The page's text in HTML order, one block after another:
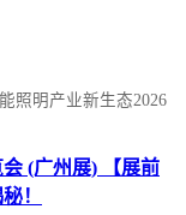
照明产业新生态2026
(广州展) 【展前
！